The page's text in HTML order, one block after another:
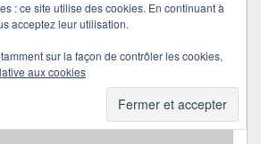
end de Pentecôte Quichottine !
a dit :
: ce site utilise des cookies. En continuant à
acceptez leur utilisation.
sur la façon de contrôler les cookies,
aux cookies